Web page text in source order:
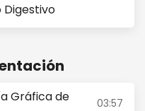
Digestivo
Gráfica de
03:57